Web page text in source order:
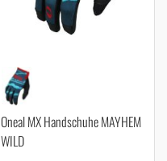
Oneal MX Handschuhe MAYHEM
WILD